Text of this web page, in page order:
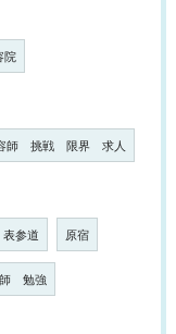
師 挑戦 限界 求人
表参道 原宿
勉強